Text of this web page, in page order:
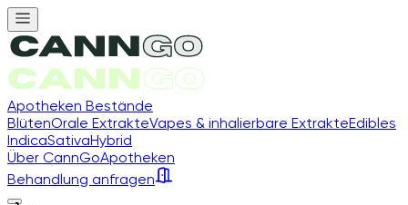
Apotheken Bestände
BlütenOrale ExtrakteVapes & inhalierbare ExtrakteEdibles
IndicaSativaHybrid
Über CannGoApotheken
Behandlung anfragen